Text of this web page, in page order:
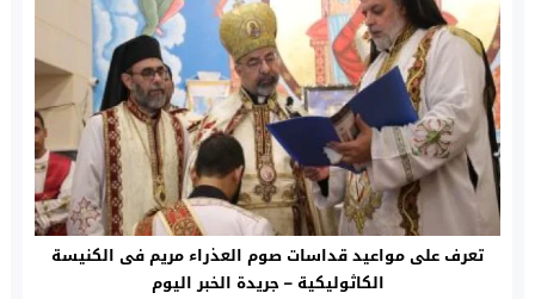
تعرف على مواعيد قداسات صوم العذراء مريم فى الكنيسة
الكاثوليكية – جريدة الخبر اليوم